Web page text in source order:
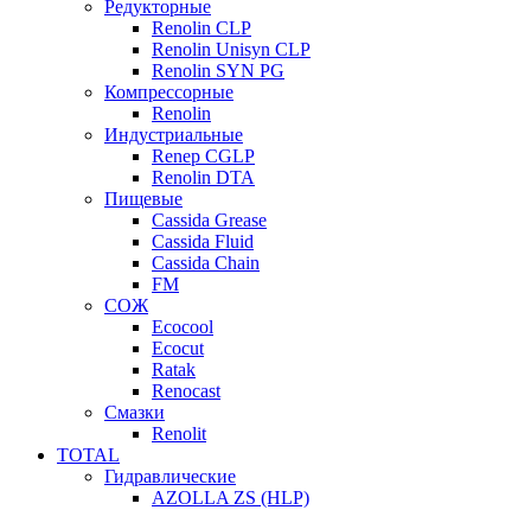
Редукторные
Renolin CLP
Renolin Unisyn CLP
Renolin SYN PG
Компрессорные
Renolin
Индустриальные
Renep CGLP
Renolin DTA
Пищевые
Cassida Grease
Cassida Fluid
Cassida Chain
FM
СОЖ
Ecocool
Ecocut
Ratak
Renocast
Смазки
Renolit
TOTAL
Гидравлические
AZOLLA ZS (HLP)